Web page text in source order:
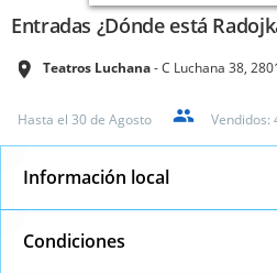
Entradas ¿Dónde está
Teatros Luchana C Luchana 38,
Hasta el 30 de Agosto Vendidos:
Información local
Condiciones